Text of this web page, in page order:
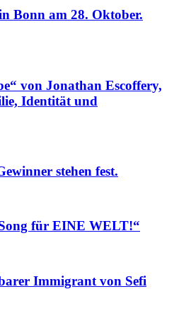
Bonn am 28. Oktober.
von Jonathan Escoffery,
Identität und
stehen fest.
für EINE WELT!“
Immigrant von Sefi